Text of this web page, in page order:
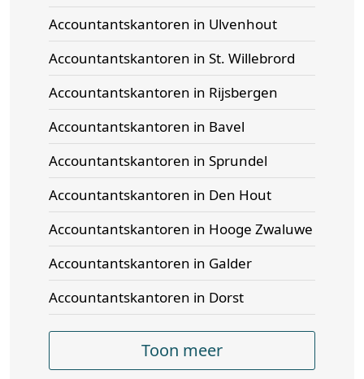
Accountantskantoren in Ulvenhout
Accountantskantoren in St. Willebrord
Accountantskantoren in Rijsbergen
Accountantskantoren in Bavel
Accountantskantoren in Sprundel
Accountantskantoren in Den Hout
Accountantskantoren in Hooge Zwaluwe
Accountantskantoren in Galder
Accountantskantoren in Dorst
Toon meer